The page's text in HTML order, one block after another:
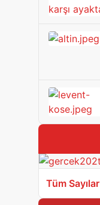
Tüm Sayılar